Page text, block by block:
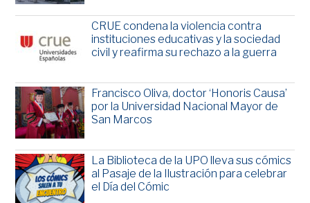
CRUE condena la violencia contra
instituciones educativas y la sociedad
civil y reafirma su rechazo a la guerra
Francisco Oliva, doctor ‘Honoris Causa’
por la Universidad Nacional Mayor de
San Marcos
La Biblioteca de la UPO lleva sus cómics
al Pasaje de la Ilustración para celebrar
el Día del Cómic